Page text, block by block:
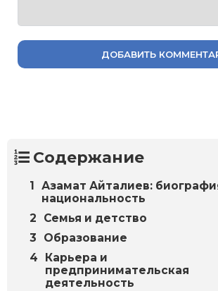
ДОБАВИТЬ
Содержание
Азамат Айталиев:
национальность
Семья и детство
Образование
Карьера и
предпринимательская
деятельность